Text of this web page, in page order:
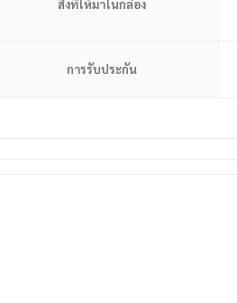
สิ่งที่ให้มาในกล่อง
การรับประกัน